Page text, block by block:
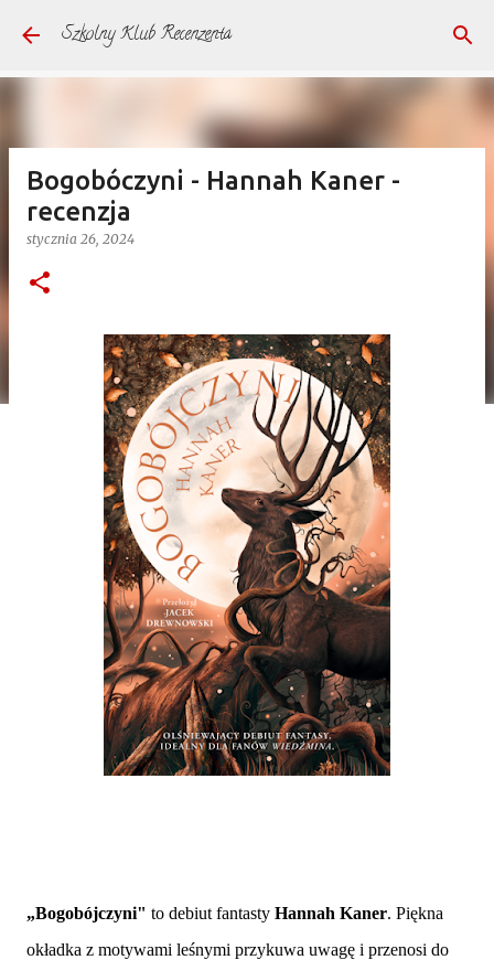
Przejdź do głównej zawartości
Szkolny Klub Recenzenta
Bogobóczyni - Hannah Kaner -
recenzja
stycznia 26, 2024
„Bogobójczyni" to debiut fantasty Hannah Kaner. Piękna
okładka z motywami leśnymi przykuwa uwagę i przenosi do